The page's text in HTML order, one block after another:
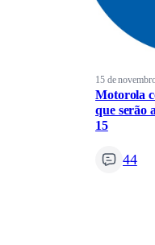
15 de
Motorola
que serão
15
44